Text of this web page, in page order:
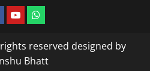
reserved designed by
Bhatt